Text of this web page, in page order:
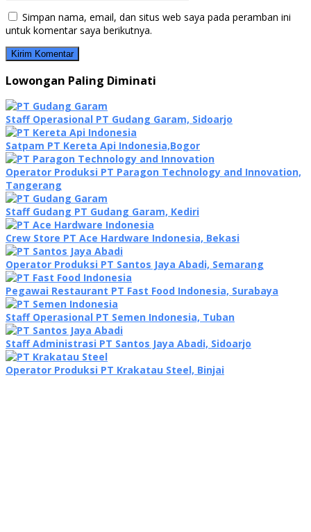
Simpan nama, email, dan situs web saya pada peramban ini
untuk komentar saya berikutnya.
Lowongan Paling Diminati
Staff Operasional PT Gudang Garam, Sidoarjo
Satpam PT Kereta Api Indonesia,Bogor
Operator Produksi PT Paragon Technology and Innovation,
Tangerang
Staff Gudang PT Gudang Garam, Kediri
Crew Store PT Ace Hardware Indonesia, Bekasi
Operator Produksi PT Santos Jaya Abadi, Semarang
Pegawai Restaurant PT Fast Food Indonesia, Surabaya
Staff Operasional PT Semen Indonesia, Tuban
Staff Administrasi PT Santos Jaya Abadi, Sidoarjo
Operator Produksi PT Krakatau Steel, Binjai